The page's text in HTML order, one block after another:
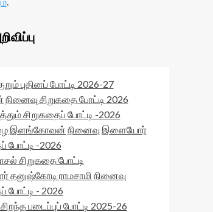
புதினப் போட்டி 2026-27
சிறுகதை போட்டி 2026
சிறுகதைப் போட்டி -2026
இளங்கோவன் நினைவு இளையோர்
போட்டி -2026
சிறுகதை போட்டி
தனுஷ்கோடி ராமசாமி நினைவு
போட்டி - 2026
படைப்புப் போட்டி 2025-26